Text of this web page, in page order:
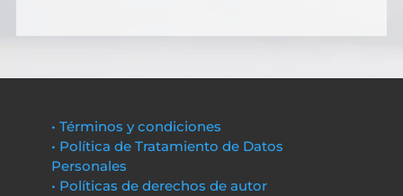
• Términos y condiciones
• Política de Tratamiento de Datos
Personales
• Políticas de derechos de autor